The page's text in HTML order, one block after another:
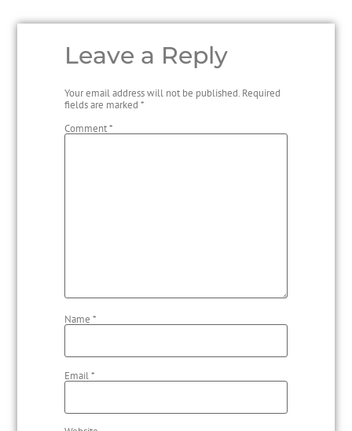
Leave a Reply
Your email address will not be published. Required
fields are marked*
Comment*
Name*
Email*